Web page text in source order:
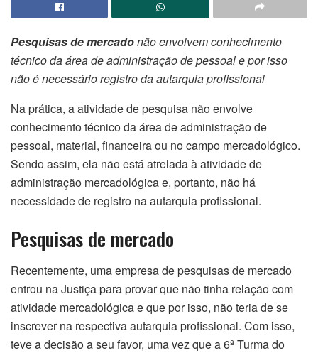
Pesquisas de mercadonão envolvem conhecimento
técnico da área de administração de pessoal e por isso
não é necessário registro da autarquia profissional
Na prática, a atividade de pesquisa não envolve
conhecimento técnico da área de administração de
pessoal, material, financeira ou no campo mercadológico.
Sendo assim, ela não está atrelada à atividade de
administração mercadológica e, portanto, não há
necessidade de registro na autarquia profissional.
Pesquisas de mercado
Recentemente, uma empresa de pesquisas de mercado
entrou na Justiça para provar que não tinha relação com
atividade mercadológica e que por isso, não teria de se
inscrever na respectiva autarquia profissional. Com isso,
teve a decisão a seu favor, uma vez que a 6ª Turma do